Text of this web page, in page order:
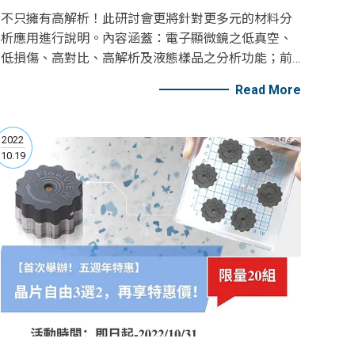
不只擁有高解析！此研討會更將針對更多元的材料分
析應用進行說明。內容涵蓋：電子顯微鏡之低真空、
低損傷、高對比、高解析及液態樣品之分析功能；前
Backscattering Diffraction)；超輕元素鋰偵測技術。
Read More
2022
10.19